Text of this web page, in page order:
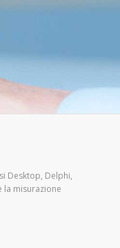
Desktop, Delphi,
la misurazione